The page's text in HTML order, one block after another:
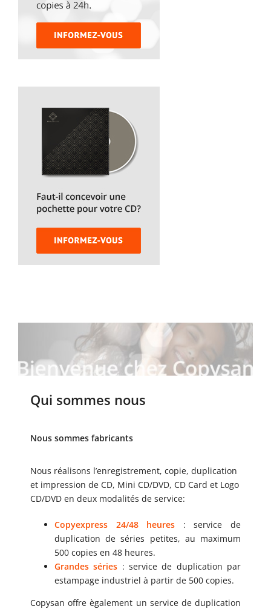
Qui sommes nous
Nous sommes fabricants
Nous réalisons l’enregistrement, copie, duplication
et impression de CD, Mini CD/DVD, CD Card et Logo
CD/DVD en deux modalités de service:
Copyexpress 24/48 heures : service de
duplication de séries petites, au maximum
500 copies en 48 heures.
Grandes séries : service de duplication par
estampage industriel à partir de 500 copies.
Copysan offre ègalement un service de duplication